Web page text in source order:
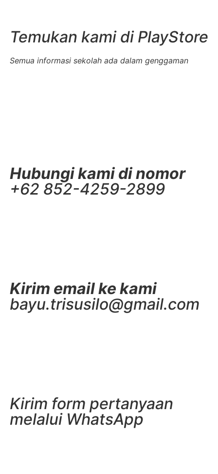
Temukan kami di PlayStore
Semua informasi sekolah ada dalam genggaman
Hubungi kami di nomor
+62 852-4259-2899
Kirim email ke kami
bayu.trisusilo@gmail.com
Kirim form pertanyaan
melalui WhatsApp